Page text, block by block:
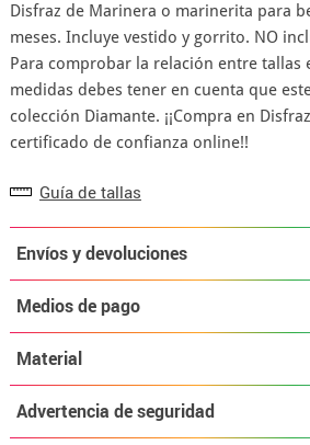
Disfraz de Marinera o marinerita para
meses. Incluye vestido y gorrito. NO
Para comprobar la relación entre tallas
medidas debes tener en cuenta que
colección Diamante. ¡¡Compra en
certificado de confianza online!!
Guía de tallas
Envíos y devoluciones
Medios de pago
Material
Advertencia de seguridad